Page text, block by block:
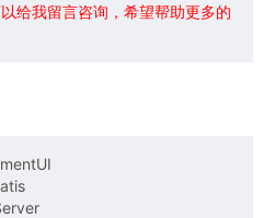
给我留言咨询，希望帮助更多的